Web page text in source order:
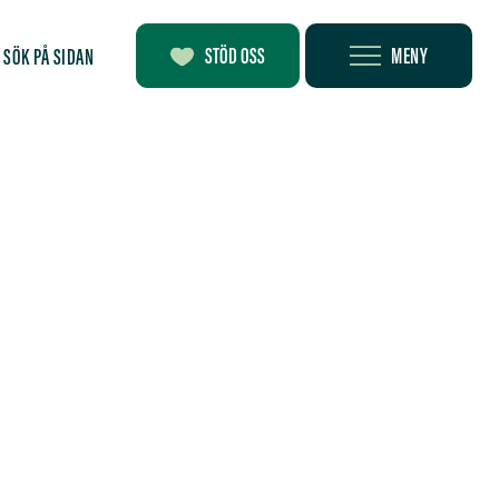
SÖK PÅ SIDAN STÖD OSS MENY